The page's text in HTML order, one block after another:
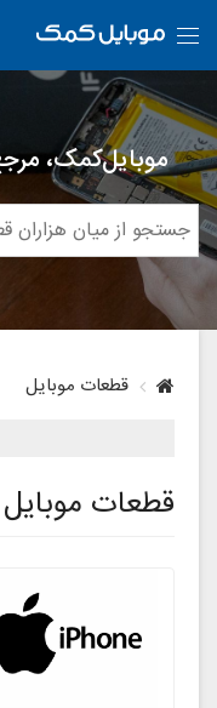
موبایل‌کمک،
قطعات موبایل
قطعات موبایل